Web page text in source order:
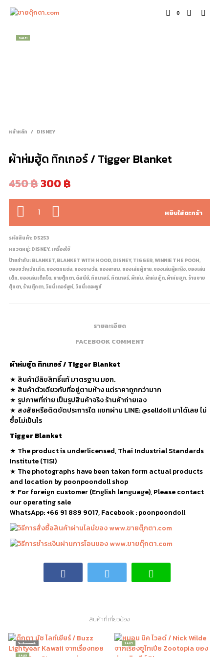
0
SALE!
หน้าหลัก / DISNEY
ผ้าห่มฮู้ด ทิกเกอร์ / Tigger Blanket
450฿300฿
หยิบใส่ตะกร้า
รหัสสินค้า: D5253
หมวดหมู่: DISNEY, เครื่องใช้
ป้ายกำกับ: BLANKET, BLANKET WITH HOOD, DISNEY, TIGGER, WINNIE THE POOH,
ของขวัญวันเกิด, ของตกแต่ง, ของรางวัล, ของสะสม, ของเล่นผู้ชาย, ของเล่นผู้หญิง, ของเล่น
เด็ก, ของเล่นเด็กโต, ขายตุ๊กตา, ดิสนีย์, ทิกเกอร์, ทิดเกอร์, ผ้าห่ม, ผ้าห่มฮู้ด, ผ้าห่มฮูท, ร้านขาย
ตุ๊กตา, ร้านตุ๊กตา, วินนี่เดอร์พูห์, วินนี่เดอะพูห์
รายละเอียด
FACEBOOK COMMENT
ผ้าห่มฮู้ด ทิกเกอร์ / Tigger Blanket
★ สินค้ามีลิขสิทธิ์แท้ มาตรฐาน มอก.
★ สินค้าตัวเดียวกับที่อยู่ตามห้าง แต่ราคาถูกกว่ามาก
★ รูปภาพที่ถ่าย เป็นรูปสินค้าจริง ร้านค้าถ่ายเอง
★ สงสัยหรือติดขัดประการใด แชทผ่าน LINE: @selldoll มาได้เลย ไม่
ซื้อไม่เป็นไร
Tigger Blanket
★ The product is underlicensed, Thai Industrial Standards
Institute (TISI)
★ The photographs have been taken form actual products
and location by poonpoondoll shop
★ For foreign customer (English language), Please contact
our operating sale
WhatsApp: +66 91 889 9017, Facebook : poonpoondoll
สินค้าที่เกี่ยวข้อง
SALE!
สินค้าหมดแล้ว SALE!